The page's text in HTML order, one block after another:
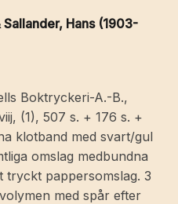
Hans (1903-
Boktryckeri-A.-B.,
(1), 507 s. + 176 s. +
klotband med svart/gul
omslag medbundna
tryckt pappersomslag. 3
med spår efter